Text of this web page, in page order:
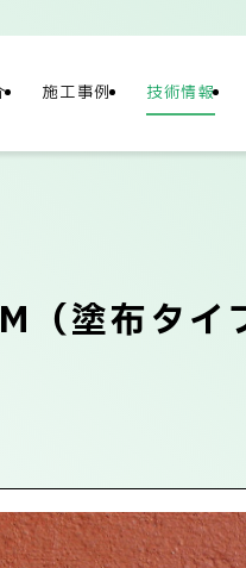
ナビリティ
施工事例 技術情報
（塗布タイ